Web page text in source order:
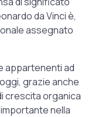
da Vinci è,
assegnato
appartenenti ad
grazie anche
crescita organica
nella